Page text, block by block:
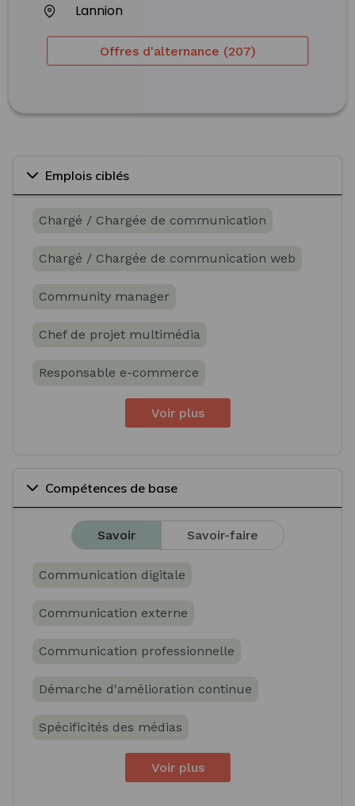
Lannion
Offres d'alternance (207)
Emplois ciblés
Chargé / Chargée de communication
Chargé / Chargée de communication web
Community manager
Chef de projet multimédia
Responsable e-commerce
Voir plus
Compétences de base
Savoir Savoir-faire
Communication digitale
Communication externe
Communication professionnelle
Démarche d'amélioration continue
Spécificités des médias
Voir plus